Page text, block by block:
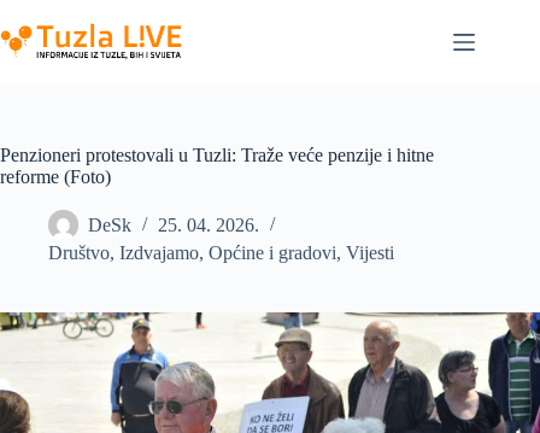
to
content
Penzioneri protestovali u Tuzli: Traže veće penzije i hitne
reforme (Foto)
DeSk
25. 04. 2026.
Društvo, Izdvajamo, Općine i gradovi, Vijesti